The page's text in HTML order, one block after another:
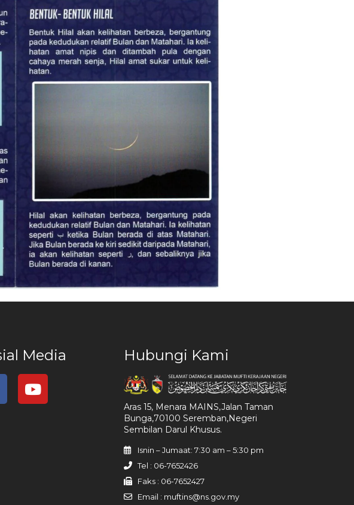
Media Hubungi Kami
Aras 15, Menara MAINS,Jalan Taman
Bunga,70100 Seremban,Negeri
Sembilan Darul Khusus.
Isnin – Jumaat: 7:30 am – 5:30 pm
Tel : 06-7652426
Faks : 06-7652427
Email : muftins@ns.gov.my